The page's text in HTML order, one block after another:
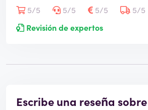
5/5
5/5 5/5
5/5
Revisión de expertos
Escribe una reseña